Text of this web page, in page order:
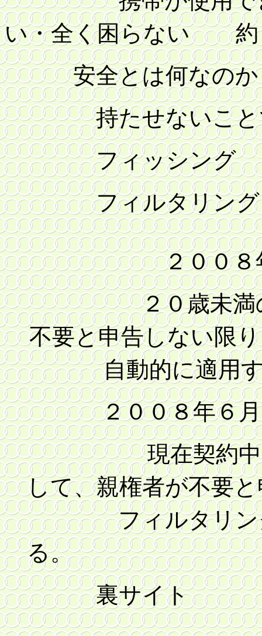
い・全く困らない 約
安全とは何なのか
持たせないことで
フィッシング
フィルタリング
２００
２０歳未満の人が
不要と申告しない限
自動的に適用す
２００８年６月
現在契約中の利
して、親権者が不要
フィルタリング
る。
裏サイト